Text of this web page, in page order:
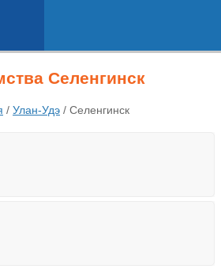
Селенгинск
/ Улан-Удэ / Селенгинск